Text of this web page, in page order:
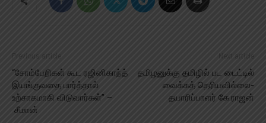
Previous article
“சோம்பேறிகள் கூட ரஜினிகாந்த்
இயங்குவதை பார்த்தால்
உற்சாகமாகி விடுவார்கள்” –
சீமான்
Next article
தமிழனுக்கு தமிழில் பட டைட்டில்
வைக்கத் தெரியவில்லை-
தயாரிப்பாளர் கே.ராஜன்